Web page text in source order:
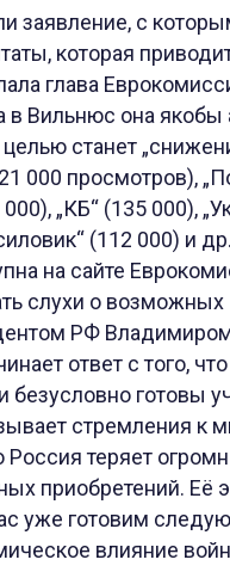
заявление, с
которая
глава
в Вильнюс она
станет
000 просмотров),
„КБ“ (135 000),
(112 000) и
на сайте
слухи о возможных
РФ
ответ с того,
готовы
стремления к
теряет
приобретений. Её
уже готовим
влияние